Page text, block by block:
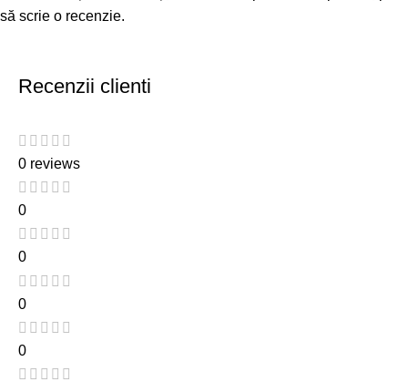
să scrie o recenzie.
Recenzii clienti
0 reviews
0
0
0
0